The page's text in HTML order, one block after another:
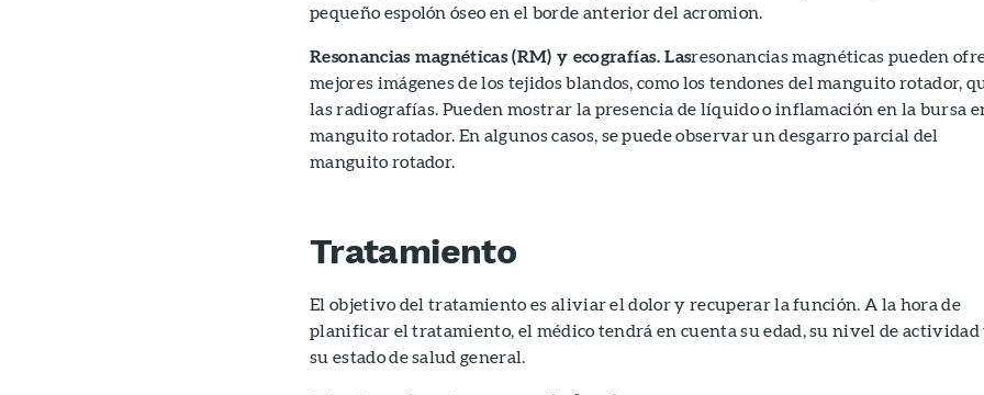
pequeño espolón óseo en el borde anterior del acromion.
Resonancias magnéticas (RM) y ecografías. Lasresonancias magnéticas pueden
mejores imágenes de los tejidos blandos, como los tendones del manguito rotador,
las radiografías. Pueden mostrar la presencia de líquido o inflamación en la bursa
manguito rotador. En algunos casos, se puede observar un desgarro parcial del
manguito rotador.
Tratamiento
El objetivo del tratamiento es aliviar el dolor y recuperar la función. A la hora de
planificar el tratamiento, el médico tendrá en cuenta su edad, su nivel de actividad
su estado de salud general.